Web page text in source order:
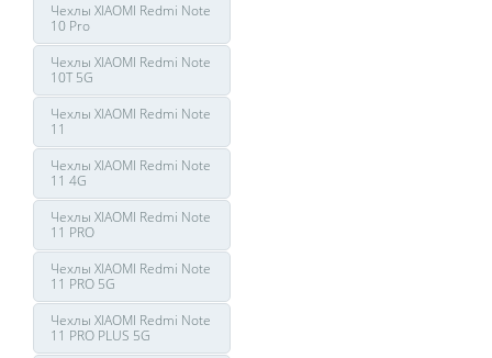
Чехлы XIAOMI Redmi Note
10 Pro
Чехлы XIAOMI Redmi Note
10T 5G
Чехлы XIAOMI Redmi Note
11
Чехлы XIAOMI Redmi Note
11 4G
Чехлы XIAOMI Redmi Note
11 PRO
Чехлы XIAOMI Redmi Note
11 PRO 5G
Чехлы XIAOMI Redmi Note
11 PRO PLUS 5G